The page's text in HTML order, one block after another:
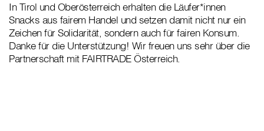
In Tirol und Oberösterreich erhalten die Läufer*innen
Snacks aus fairem Handel und setzen damit nicht nur ein
Zeichen für Solidarität, sondern auch für fairen Konsum.
Danke für die Unterstützung! Wir freuen uns sehr über die
Partnerschaft mit FAIRTRADE Österreich.